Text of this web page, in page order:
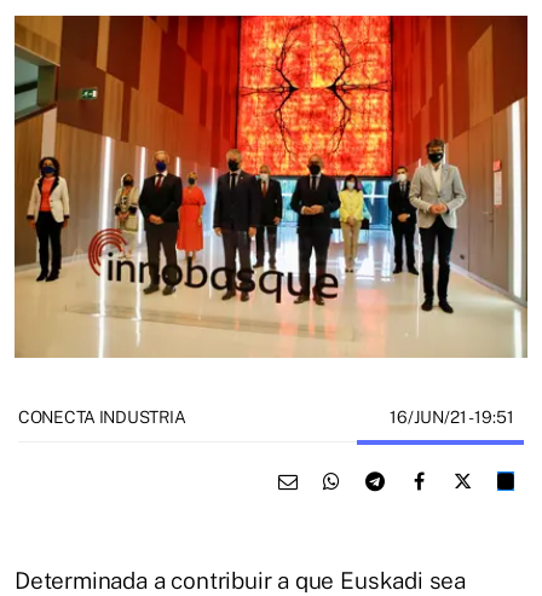
CONECTA INDUSTRIA 16/JUN/21- 19:51
Determinada a contribuir a que Euskadi sea